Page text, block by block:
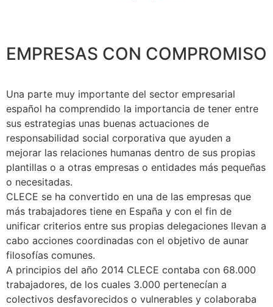
EMPRESAS CON COMPROMISO
Una parte muy importante del sector empresarial
español ha comprendido la importancia de tener entre
sus estrategias unas buenas actuaciones de
responsabilidad social corporativa que ayuden a
mejorar las relaciones humanas dentro de sus propias
plantillas o a otras empresas o entidades más pequeñas
o necesitadas.
CLECE se ha convertido en una de las empresas que
más trabajadores tiene en España y con el fin de
unificar criterios entre sus propias delegaciones llevan a
cabo acciones coordinadas con el objetivo de aunar
filosofías comunes.
A principios del año 2014 CLECE contaba con 68.000
trabajadores, de los cuales 3.000 pertenecían a
colectivos desfavorecidos o vulnerables y colaboraba